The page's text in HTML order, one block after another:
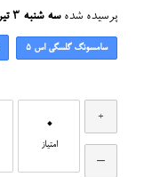
پرسیده شده سه شنبه ۳ تیر ۱۳۹۳
سامسونگ گلسگی اس ۵
0
امتیاز